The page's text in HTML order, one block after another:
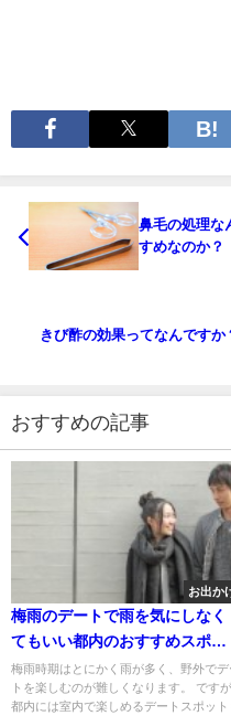
鼻毛の処理な
すめなのか？
きび酢の効果ってなんですか
おすすめの記事
お出か
梅雨のデートで雨を気にしなく
てもいい都内のおすすめスポッ
ト！！
梅雨時期はとにかく雨が多く、野外でデ
トを楽しむのが難しくなります。 ですが
都内には室内で楽しめるデートスポット